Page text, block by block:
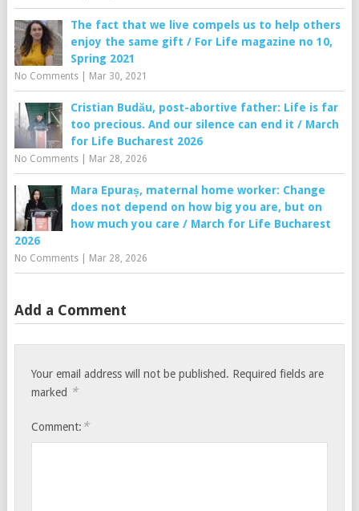
The fact that we live compels us to help others
enjoy the same gift / For Life magazine no 10,
Spring 2021
No Comments| Mar 30, 2021
Cristian Budău, post-abortive father: Life is far
too precious. And our silence can end it / March
for Life Bucharest 2026
No Comments| Mar 28, 2026
Mara Epuraș, maternal home worker: Change
does not depend on how big you are, but on
how much you care / March for Life Bucharest
2026
No Comments| Mar 28, 2026
Add a Comment
Your email address will not be published. Required fields are
marked *
Comment: *